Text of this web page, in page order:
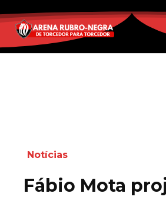
Notícias
Fábio Mota